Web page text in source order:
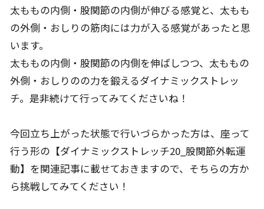
太ももの内側・股関節の内側が伸びる感覚と、太もも
の外側・おしりの筋肉には力が入る感覚があったと思
います。
太ももの内側・股関節の内側を伸ばしつつ、太ももの
外側・おしりのの力を鍛えるダイナミックストレッ
チ。是非続けて行ってみてくださいね！
今回立ち上がった状態で行いづらかった方は、座って
行う形の【ダイナミックストレッチ20_股関節外転運
動】を関連記事に載せておきますので、そちらの方か
ら挑戦してみてください！